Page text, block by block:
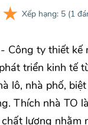
★ Xếp hạng: 5 (1
Công ty thiết
triển kinh tế
lô, nhà phố,
Thích nhà TO
lượng nhằm